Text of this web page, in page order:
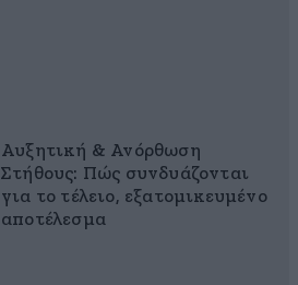
Αυξητική & Ανόρθωση
Στήθους: Πώς συνδυάζονται
για το τέλειο, εξατομικευμένο
αποτέλεσμα